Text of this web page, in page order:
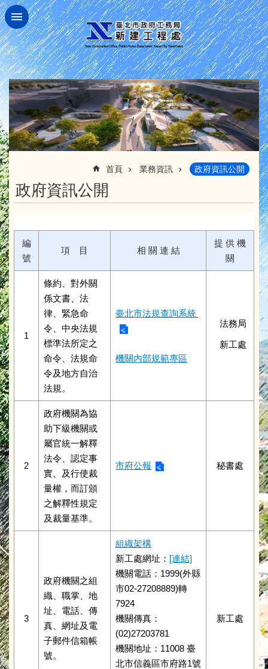
跳到主要內容區塊
首頁 業務資訊 政府資訊公開
政府資訊公開
編
號
項 目 相 關 連 結
提 供 機
關
1
條約、對外關
係文書、法
律、緊急命
令、中央法規
標準法所定之
命令、法規命
令及地方自治
法規。
臺北市法規查詢系統
機關內部規範專區
法務局
新工處
2
政府機關為協
助下級機關或
屬官統一解釋
法令、認定事
實、及行使裁
量權，而訂頒
之解釋性規定
及裁量基準。
市府公報 秘書處
3
政府機關之組
織、職掌、地
址、電話、傳
真、網址及電
子郵件信箱帳
號。
組織架構
新工處網址： [連結]
機關電話：1999(外縣
市02-27208889)轉
7924
機關傳真：
(02)27203781
機關地址：11008 臺
北市信義區市府路1號
新工處